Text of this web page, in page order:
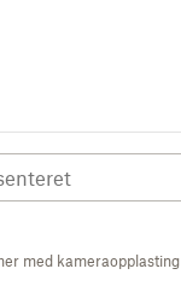
med kameraopplasting